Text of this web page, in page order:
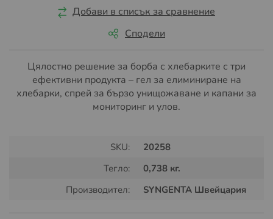
Добави в списък за сравнение
Сподели
Цялостно решение за борба с хлебарките с три
ефективни продукта – гел за елиминиране на
хлебарки, спрей за бързо унищожаване и капани за
мониторинг и улов.
SKU:
20258
Тегло:
0,738 кг.
Производител:
SYNGENTA Швейцария